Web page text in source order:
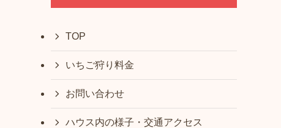
TOP
いちご狩り料金
お問い合わせ
ハウス内の様子・交通アクセス